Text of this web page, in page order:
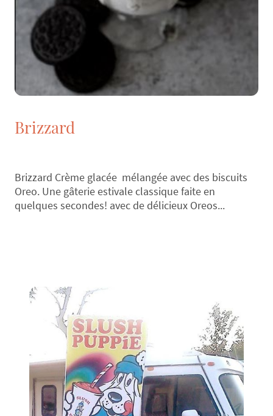
Brizzard
Brizzard Crème glacée mélangée avec des biscuits
Oreo. Une gâterie estivale classique faite en
quelques secondes! avec de délicieux Oreos...